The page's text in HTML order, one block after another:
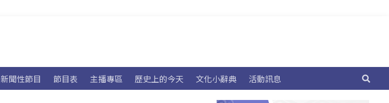
新聞性節目 節目表 主播專區 歷史上的今天 文化小辭典 活動訊息